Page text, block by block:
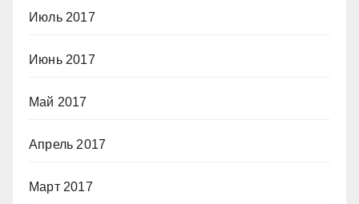
Июль 2017
Июнь 2017
Май 2017
Апрель 2017
Март 2017